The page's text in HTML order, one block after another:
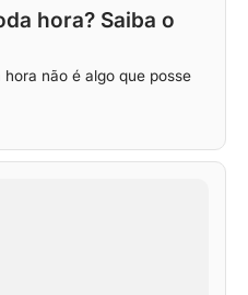
hora? Saiba o
não é algo que posse